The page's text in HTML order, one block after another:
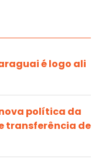
é logo ali
política da
transferência de